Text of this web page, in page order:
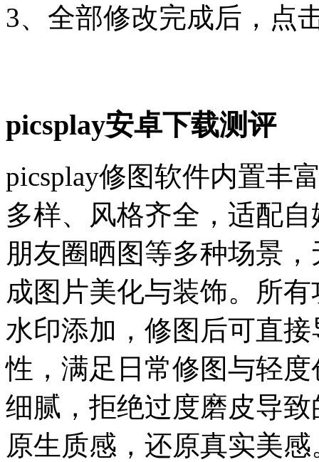
3、全部修改完成后，点
picsplay安卓下载测评
picsplay修图软件内置丰
多样、风格齐全，适配
朋友圈晒图等多种场景
成图片美化与装饰。所
水印添加，修图后可直
性，满足日常修图与轻
细腻，拒绝过度磨皮导
原生质感，还原真实美感